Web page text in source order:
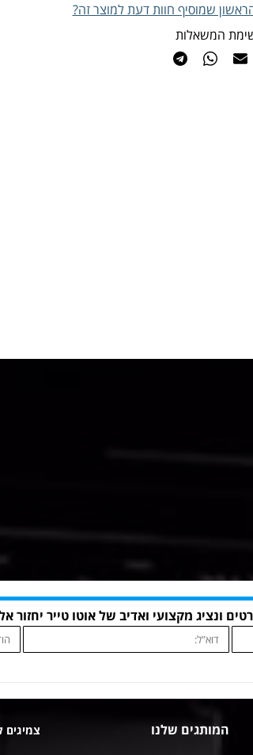
שמוסיף חוות דעת למוצר זה?
המשאלות
ונציג מקצועי ואדיב של אוטו טייר יחזור
המותגים שלנו צמיגים